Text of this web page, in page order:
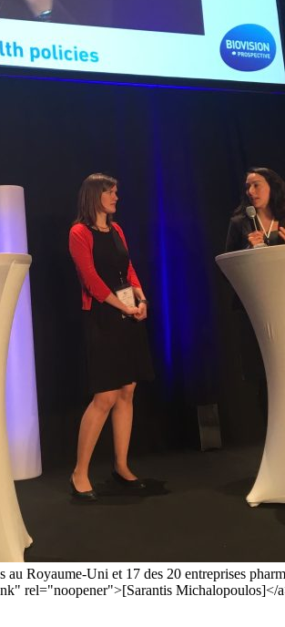
Royaume-Uni et 17 des 20 entreprises
rel="noopener">[Sarantis Michalopoulos]</